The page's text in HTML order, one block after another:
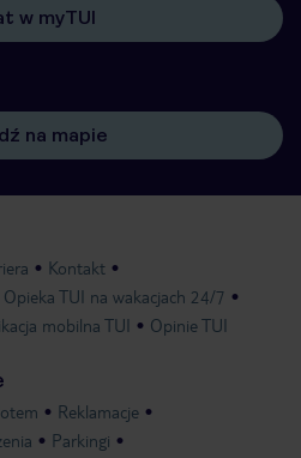
w myTUI
na mapie
Kontakt
Opieka TUI na wakacjach 24/7
mobilna TUI Opinie TUI
Reklamacje
Parkingi